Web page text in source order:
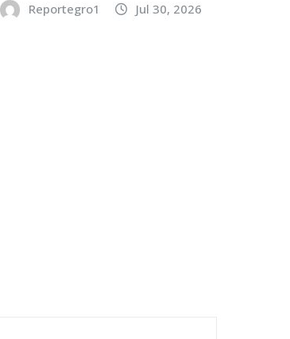
Reportegro1 Jul 30, 2026